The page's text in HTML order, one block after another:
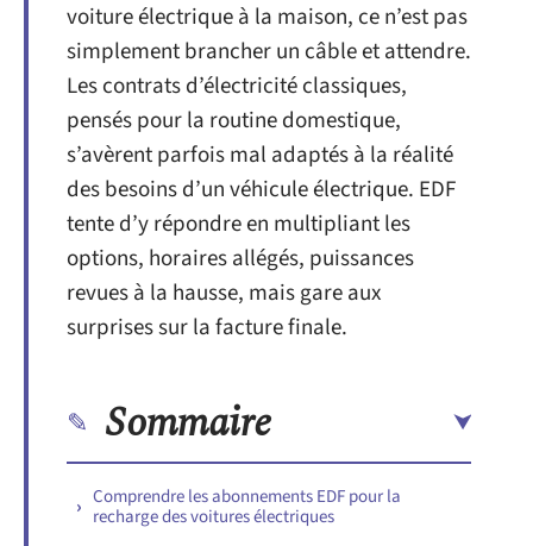
voiture électrique à la maison, ce n’est pas
simplement brancher un câble et attendre.
Les contrats d’électricité classiques,
pensés pour la routine domestique,
s’avèrent parfois mal adaptés à la réalité
des besoins d’un véhicule électrique. EDF
tente d’y répondre en multipliant les
options, horaires allégés, puissances
revues à la hausse, mais gare aux
surprises sur la facture finale.
Sommaire
Comprendre les abonnements EDF pour la
recharge des voitures électriques